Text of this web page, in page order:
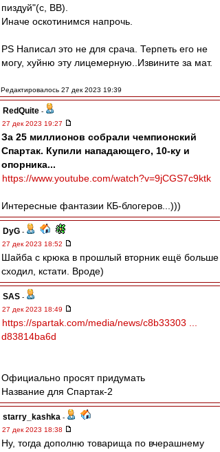
пиздуй"(с, ВВ).
Иначе оскотинимся напрочь.
PS Написал это не для срача. Терпеть его не
могу, хуйню эту лицемерную..Извините за мат.
Редактировалось 27 дек 2023 19:39
RedQuite -
27 дек 2023 19:27
За 25 миллионов собрали чемпионский
Спартак. Купили нападающего, 10-ку и
опорника...
https://www.youtube.com/watch?v=9jCGS7c9ktk
Интересные фантазии КБ-блогеров...)))
DyG -
27 дек 2023 18:52
Шайба с крюка в прошлый вторник ещё больше
сходил, кстати. Вроде)
SAS -
27 дек 2023 18:49
https://spartak.com/media/news/c8b33303 ...
d83814ba6d
Официально просят придумать
Название для Спартак-2
starry_kashka -
27 дек 2023 18:38
Ну, тогда дополню товарища по вчерашнему